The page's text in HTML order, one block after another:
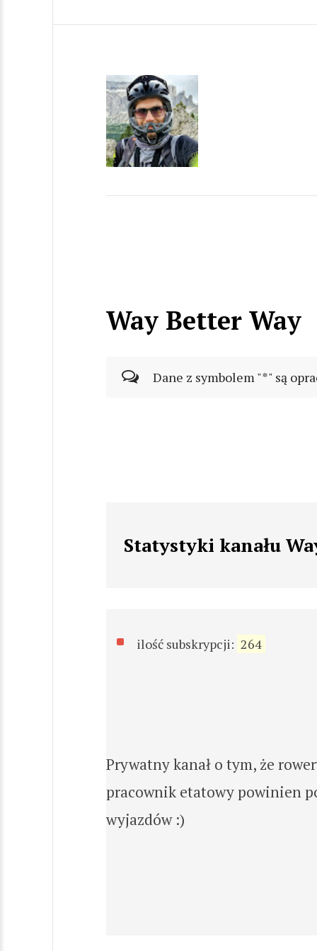
Way Better Way
Dane z symbolem "*" są
Statystyki kanału
ilość subskrypcji: 264
Prywatny kanał o tym, że
pracownik etatowy powinien
wyjazdów :)